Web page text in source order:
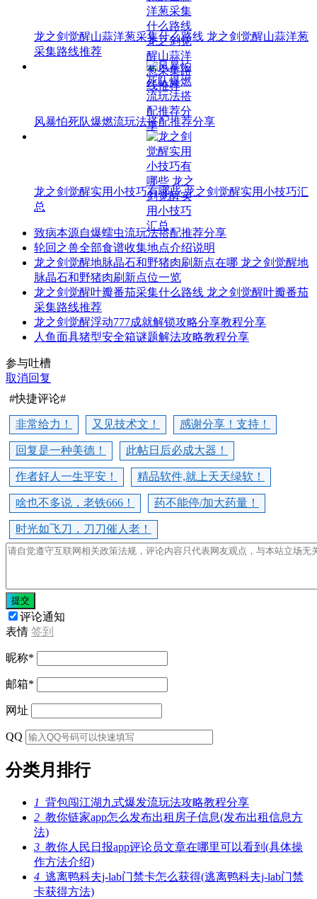
龙之剑觉醒山蒜洋葱采集什么路线 龙之剑觉醒山蒜洋葱
采集路线推荐
风暴怕死队爆燃流玩法搭配推荐分享
龙之剑觉醒实用小技巧有哪些 龙之剑觉醒实用小技巧汇
总
致病本源自爆蠕虫流玩法搭配推荐分享
轮回之兽全部食谱收集地点介绍说明
龙之剑觉醒地脉晶石和野猪肉刷新点在哪 龙之剑觉醒地
脉晶石和野猪肉刷新点位一览
龙之剑觉醒叶瓣番茄采集什么路线 龙之剑觉醒叶瓣番茄
采集路线推荐
龙之剑觉醒浮动777成就解锁攻略分享教程分享
人鱼面具猪型安全箱谜题解法攻略教程分享
参与吐槽
取消回复
#快捷评论#
非常给力！ 又见技术文！ 感谢分享！支持！
回复是一种美德！ 此帖日后必成大器！
作者好人一生平安！ 精品软件,就上天天绿软！
啥也不多说，老铁666！ 药不能停/加大药量！
时光如飞刀，刀刀催人老！
提交
评论通知
表情 签到
昵称*
邮箱*
网址
QQ
分类月排行
1 背包闯江湖九式爆发流玩法攻略教程分享
2 教你链家app怎么发布出租房子信息(发布出租信息方
法)
3 教你人民日报app评论员文章在哪里可以看到(具体操
作方法介绍)
4 逃离鸭科夫j-lab门禁卡怎么获得(逃离鸭科夫j-lab门禁
卡获得方法)